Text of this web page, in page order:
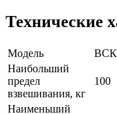
Технические
Модель
Наибольший
предел
взвешивания, кг
100
Наименьший